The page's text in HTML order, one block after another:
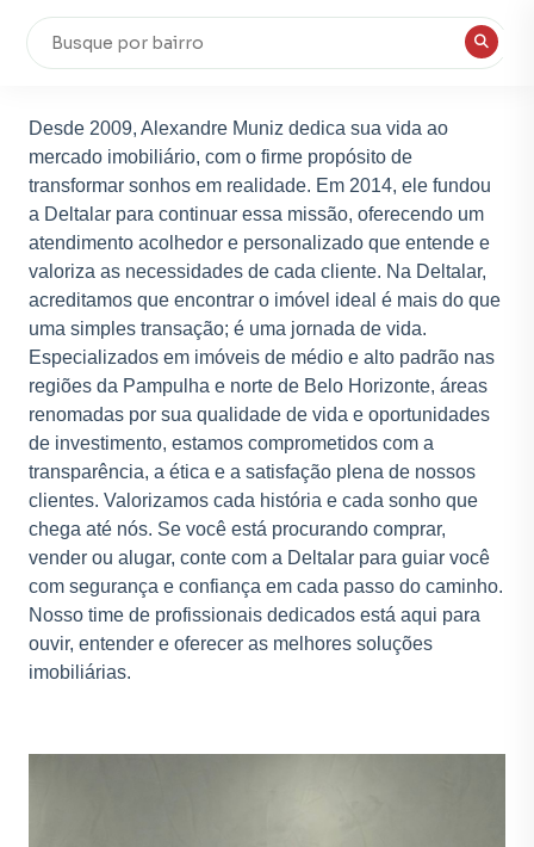
Desde 2009, Alexandre Muniz dedica sua vida ao
mercado imobiliário, com o firme propósito de
transformar sonhos em realidade. Em 2014, ele fundou
a Deltalar para continuar essa missão, oferecendo um
atendimento acolhedor e personalizado que entende e
valoriza as necessidades de cada cliente. Na Deltalar,
acreditamos que encontrar o imóvel ideal é mais do que
uma simples transação; é uma jornada de vida.
Especializados em imóveis de médio e alto padrão nas
regiões da Pampulha e norte de Belo Horizonte, áreas
renomadas por sua qualidade de vida e oportunidades
de investimento, estamos comprometidos com a
transparência, a ética e a satisfação plena de nossos
clientes. Valorizamos cada história e cada sonho que
chega até nós. Se você está procurando comprar,
vender ou alugar, conte com a Deltalar para guiar você
com segurança e confiança em cada passo do caminho.
Nosso time de profissionais dedicados está aqui para
ouvir, entender e oferecer as melhores soluções
imobiliárias.